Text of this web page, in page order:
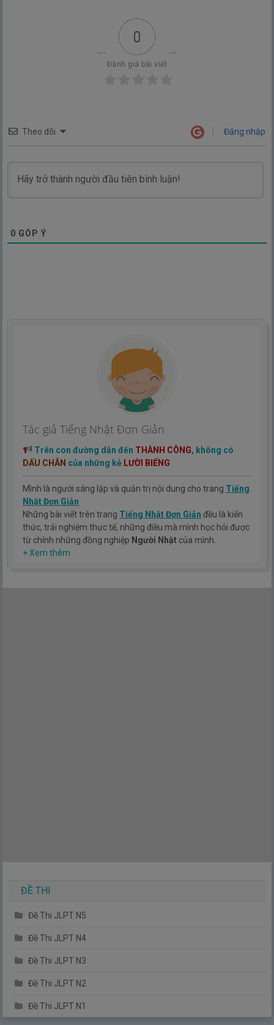
0
Đánh giá bài viết
Theo dõi Đăng nhập
0 GÓP Ý
Tác giả Tiếng Nhật Đơn Giản
Trên con đường dẫn đến THÀNH CÔNG, không có
DẤU CHÂN của những kẻ LƯỜI BIẾNG
Mình là người sáng lập và quản trị nội dung cho trang Tiếng
Nhật Đơn Giản
Những bài viết trên trang Tiếng Nhật Đơn Giản đều là kiến
thức, trải nghiệm thực tế, những điều mà mình học hỏi được
từ chính những đồng nghiệp Người Nhật của mình.
Hy vọng rằng kinh nghiệm mà mình có được sẽ giúp các bạn
+ Xem thêm
ĐỀ THI
Đề Thi JLPT N5
Đề Thi JLPT N4
Đề Thi JLPT N3
Đề Thi JLPT N2
Đề Thi JLPT N1